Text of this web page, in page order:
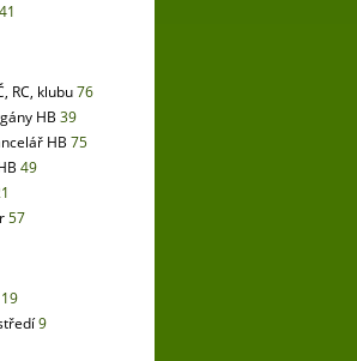
41
RC, klubu76
HB 39
HB 75
49
57
19
9